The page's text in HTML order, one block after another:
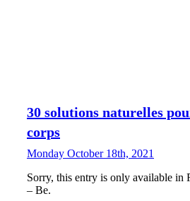
30 solutions naturelles
corps
Monday October 18th, 2021
Sorry, this entry is only available in
– Be.